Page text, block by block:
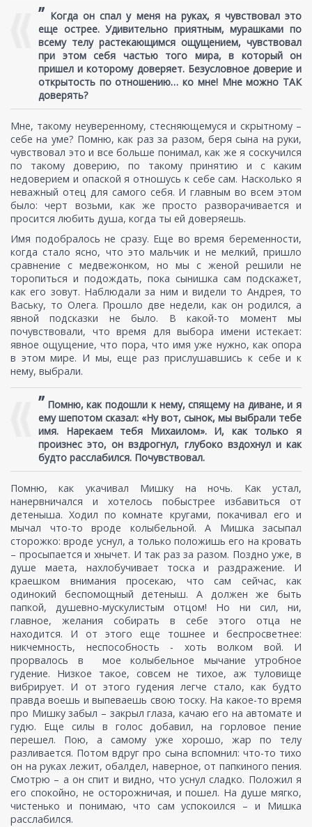
” Когда он спал у меня на руках, я чувствовал это
еще острее. Удивительно приятным, мурашками по
всему телу растекающимся ощущением, чувствовал
при этом себя частью того мира, в который он
пришел и которому доверяет. Безусловное доверие и
открытость по отношению… ко мне! Мне можно ТАК
доверять?
Мне, такому неуверенному, стесняющемуся и скрытному –
себе на уме? Помню, как раз за разом, беря сына на руки,
чувствовал это и все больше понимал, как же я соскучился
по такому доверию, по такому принятию и с каким
недоверием и опаской я отношусь к себе сам. Насколько я
неважный отец для самого себя. И главным во всем этом
было: черт возьми, как же просто разворачивается и
просится любить душа, когда ты ей доверяешь.
Имя подобралось не сразу. Еще во время беременности,
когда стало ясно, что это мальчик и не мелкий, пришло
сравнение с медвежонком, но мы с женой решили не
торопиться и подождать, пока сынишка сам подскажет,
как его зовут. Наблюдали за ним и видели то Андрея, то
Ваську, то Олега. Прошло две недели, как он родился, а
явной подсказки не было. В какой-то момент мы
почувствовали, что время для выбора имени истекает:
явное ощущение, что пора, что имя уже нужно, как опора
в этом мире. И мы, еще раз прислушавшись к себе и к
нему, выбрали.
” Помню, как подошли к нему, спящему на диване, и я
ему шепотом сказал: «Ну вот, сынок, мы выбрали тебе
имя. Нарекаем тебя Михаилом». И, как только я
произнес это, он вздрогнул, глубоко вздохнул и как
будто расслабился. Почувствовал.
Помню, как укачивал Мишку на ночь. Как устал,
нанервничался и хотелось побыстрее избавиться от
детеныша. Ходил по комнате кругами, покачивал его и
мычал что-то вроде колыбельной. А Мишка засыпал
сторожко: вроде уснул, а только положишь его на кровать
– просыпается и хнычет. И так раз за разом. Поздно уже, в
душе маета, нахлобучивает тоска и раздражение. И
краешком внимания просекаю, что сам сейчас, как
одинокий беспомощный детеныш. А должен же быть
папкой, душевно-мускулистым отцом! Но ни сил, ни,
главное, желания собирать в себе этого отца не
находится. И от этого еще тошнее и беспросветнее:
никчемность, неспособность - хоть волком вой. И
прорвалось в мое колыбельное мычание утробное
гудение. Низкое такое, совсем не тихое, аж туловище
вибрирует. И от этого гудения легче стало, как будто
правда воешь и выпеваешь свою тоску. На какое-то время
про Мишку забыл – закрыл глаза, качаю его на автомате и
гудю. Еще силы в голос добавил, на горловое пение
перешел. Пою, а самому уже хорошо, жар по телу
разливается. Потом вдруг про сына вспомнил: что-то тихо
он на руках лежит, обалдел, наверное, от папкиного пения.
Смотрю – а он спит и видно, что уснул сладко. Положил я
его спокойно, не осторожничая, и пошел. На душе мягко,
чистенько и понимаю, что сам успокоился – и Мишка
расслабился.